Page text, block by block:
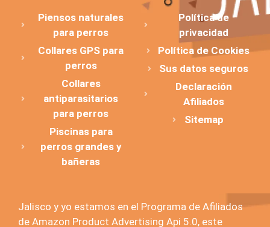
Piensos naturales
para perros
Collares GPS para
perros
Collares
antiparasitarios
para perros
Piscinas para
perros grandes y
bañeras
Política de
privacidad
Política de Cookies
Sus datos seguros
Declaración
Afiliados
Sitemap
Jalisco y yo estamos en el Programa de Afiliados
de Amazon Product Advertising Api 5.0, este